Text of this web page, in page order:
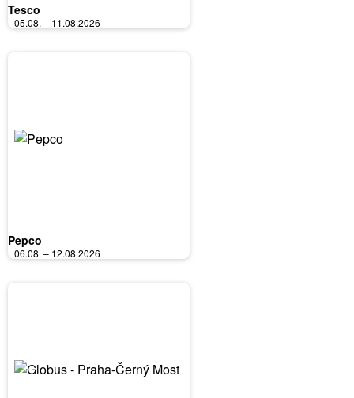
Tesco
05.08. – 11.08.2026
Pepco
06.08. – 12.08.2026